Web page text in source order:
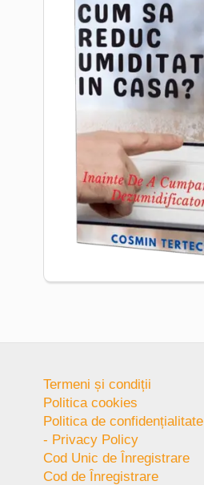
Termeni și condiții
Politica cookies
Politica de confidențialitate
- Privacy Policy
Cod Unic de Înregistrare
Cod de Înregistrare